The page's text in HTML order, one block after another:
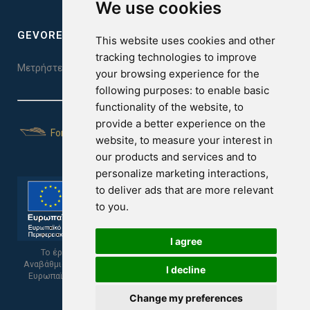
We use cookies
This website uses cookies and other
tracking technologies to improve
your browsing experience for the
following purposes: to enable basic
functionality of the website, to
provide a better experience on the
website, to measure your interest in
our products and services and to
personalize marketing interactions,
to deliver ads that are more relevant
to you.
I agree
I decline
Change my preferences
GEVOREST SLEEP QUALITY INDEX
Μετρήστε την ποιότητα του ύπνου σας. Κάντε το τεστ εδώ!
For Yachts
Το έργο υποβλήθηκε στα πλαίσια του Σχεδίου Ψηφιακής
Αναβάθμισης των Επιχειρήσεων και συγχρηματοδοτείται από το
Ευρωπαϊκό Ταμείο Περιφερειακής Ανάπτυξης και την Κυπριακή